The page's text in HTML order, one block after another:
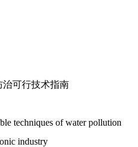
可行技术指南
techniques of water pollution
industry